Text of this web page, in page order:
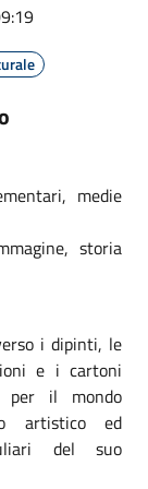
medie
storia
i dipinti, le
e i cartoni
per il mondo
artistico ed
del suo